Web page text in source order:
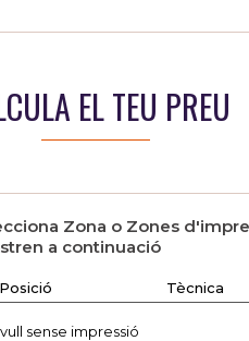
EL TEU PREU
Zona o Zones
a continuació
Posició Tècnica
sense impressió